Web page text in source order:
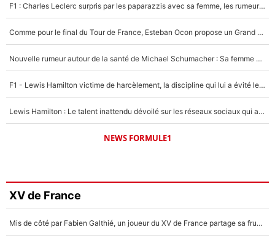
F1 : Charles Leclerc surpris par les paparazzis avec sa femme, les rumeurs étaient vraies !
Comme pour le final du Tour de France, Esteban Ocon propose un Grand Prix de Formule 1 à Paris : «Autour de l’Arc de Triomphe, ce serait génial» !
Nouvelle rumeur autour de la santé de Michael Schumacher : Sa femme Corinna sort du silence
F1 - Lewis Hamilton victime de harcèlement, la discipline qui lui a évité le pire : «J'aurais probablement mal tourné»
Lewis Hamilton : Le talent inattendu dévoilé sur les réseaux sociaux qui a impressionné Kim Kardashian pendant leurs vacances en amoureux !
NEWS FORMULE1
XV de France
Mis de côté par Fabien Galthié, un joueur du XV de France partage sa frustration : «ils ne me l’ont pas dit tout de suite»